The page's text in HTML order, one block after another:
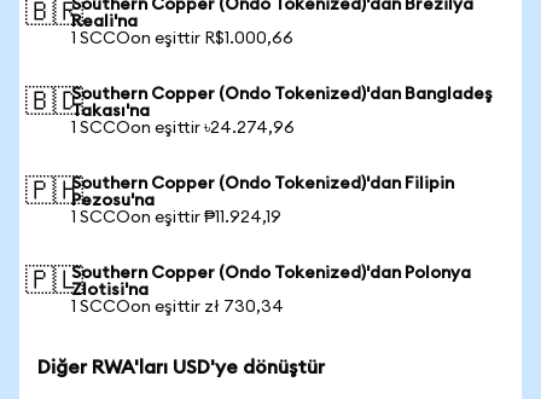
🇧🇷Southern Copper (Ondo Tokenized)'dan Brezilya
Reali'na
1 SCCOon eşittir R$1.000,66
🇧🇩Southern Copper (Ondo Tokenized)'dan Bangladeş
Takası'na
1 SCCOon eşittir ৳24.274,96
🇵🇭Southern Copper (Ondo Tokenized)'dan Filipin
Pezosu'na
1 SCCOon eşittir ₱11.924,19
🇵🇱Southern Copper (Ondo Tokenized)'dan Polonya
Zlotisi'na
1 SCCOon eşittir zł 730,34
Diğer RWA'ları USD'ye dönüştür